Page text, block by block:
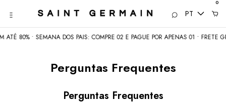
PT
0
80% • SEMANA DOS PAIS: COMPRE 02 E PAGUE POR APENAS 01 • FRETE
Perguntas Frequentes
Perguntas Frequentes